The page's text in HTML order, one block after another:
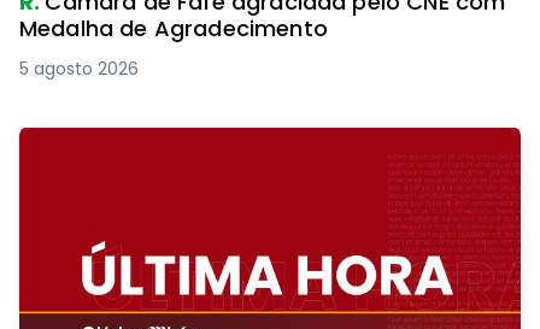
Medalha de Agradecimento
5 agosto 2026